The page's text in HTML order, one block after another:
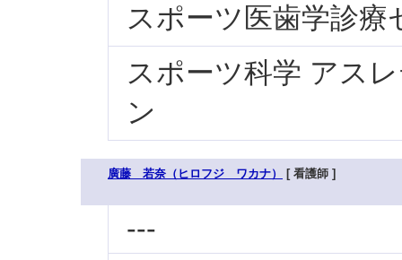
スポーツ医歯学診療
スポーツ科学 アス
ン
廣藤 若奈（ヒロフジ ワカナ） [ 看護師 ]
---